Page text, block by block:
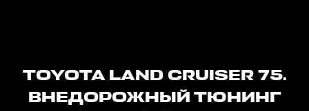
TOYOTA LAND CRUISER 75.
ВНЕДОРОЖНЫЙ ТЮНИНГ